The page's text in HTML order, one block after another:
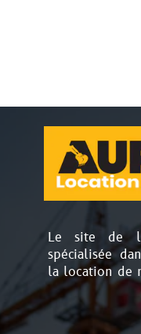
Le site de
spécialisée
la location de